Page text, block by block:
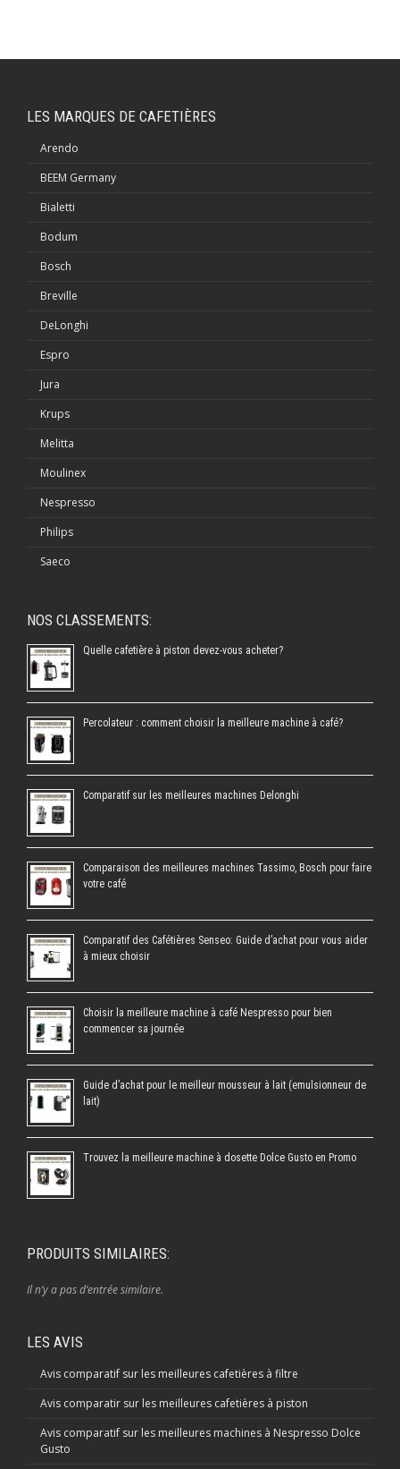
LES MARQUES DE CAFETIÈRES
Arendo
BEEM Germany
Bialetti
Bodum
Bosch
Breville
DeLonghi
Espro
Jura
Krups
Melitta
Moulinex
Nespresso
Philips
Saeco
NOS CLASSEMENTS:
Quelle cafetière à piston devez-vous acheter?
Percolateur : comment choisir la meilleure machine à café?
Comparatif sur les meilleures machines Delonghi
Comparaison des meilleures machines Tassimo, Bosch pour faire
votre café
Comparatif des Cafétières Senseo: Guide d’achat pour vous aider
à mieux choisir
Choisir la meilleure machine à café Nespresso pour bien
commencer sa journée
Guide d’achat pour le meilleur mousseur à lait (emulsionneur de
lait)
Trouvez la meilleure machine à dosette Dolce Gusto en Promo
PRODUITS SIMILAIRES:
Il n’y a pas d’entrée similaire.
LES AVIS
Avis comparatif sur les meilleures cafetières à filtre
Avis comparatir sur les meilleures cafetières à piston
Avis comparatif sur les meilleures machines à Nespresso Dolce
Gusto